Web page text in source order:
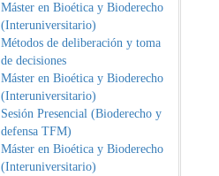
Máster en Bioética y Bioderecho
(Interuniversitario)
Métodos de deliberación y toma
de decisiones
Máster en Bioética y Bioderecho
(Interuniversitario)
Sesión Presencial (Bioderecho y
defensa TFM)
Máster en Bioética y Bioderecho
(Interuniversitario)